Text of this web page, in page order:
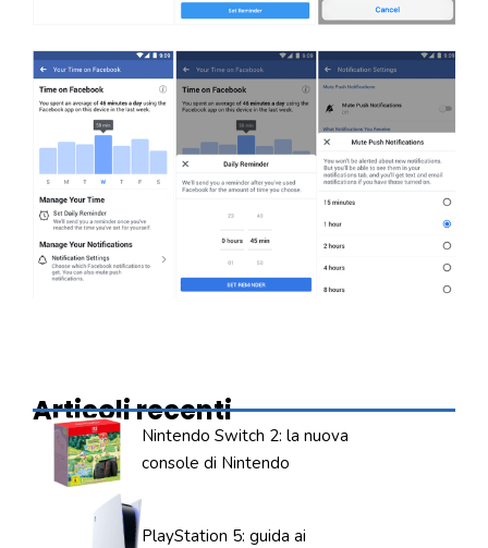
Articoli recenti
Nintendo Switch 2: la nuova
console di Nintendo
PlayStation 5: guida ai